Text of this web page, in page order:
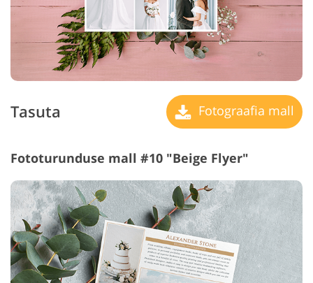
Tasuta Fotograafia mall
Fototurunduse mall #10 "Beige Flyer"